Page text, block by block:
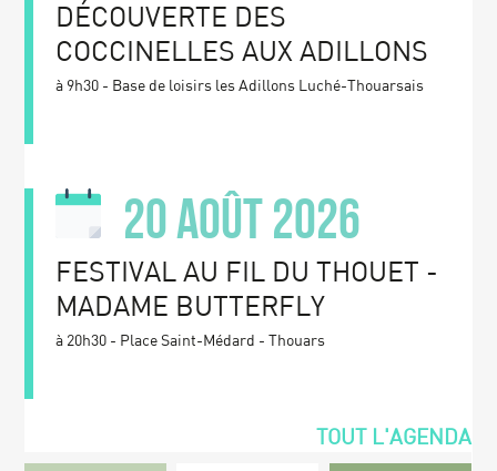
DÉCOUVERTE DES
COCCINELLES AUX ADILLONS
à 9h30 - Base de loisirs les Adillons Luché-Thouarsais
20 août 2026
FESTIVAL AU FIL DU THOUET -
MADAME BUTTERFLY
à 20h30 - Place Saint-Médard - Thouars
TOUT L'AGENDA